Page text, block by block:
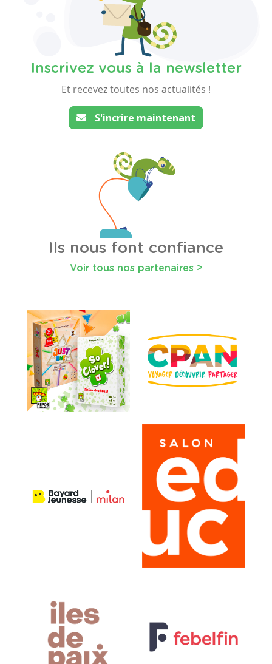
Inscrivez vous à la newsletter
Et recevez toutes nos actualités !
S'incrire maintenant
Ils nous font confiance
Voir tous nos partenaires >